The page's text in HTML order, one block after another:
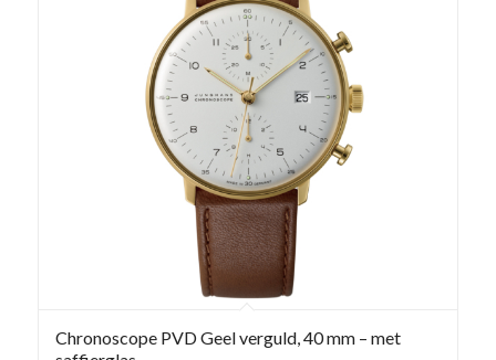
Chronoscope PVD Geel verguld, 40 mm – met